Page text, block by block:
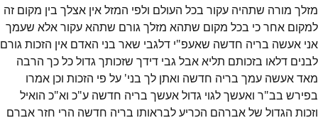
מזלך מורה שתהיה עקור בכל העולם ולפי המזל אין אצלך בין מקום זה
למקום אחר כי בכל מקום שתהא מזלך גורם שתהא עקור אלא שעמך
אני אעשה בריה חדשה שאעפ"י דלגבי שאר בני האדם אין הזכות גורם
לבנים דלאו בזכותם תליא אבל גבי דידך שזכותך גדול כל כך הרבה
מאד אעשה עמך בריה חדשה ואתן לך בני' על פי הזכות וכן אמרו
בפירש בב"ר ואעשך לגוי גדול אעשך בריה חדשה ע"כ וא"כ הואיל
וזכות הגדול של אברהם הכריע לבראותו בריה חדשה הרי חזר אברם